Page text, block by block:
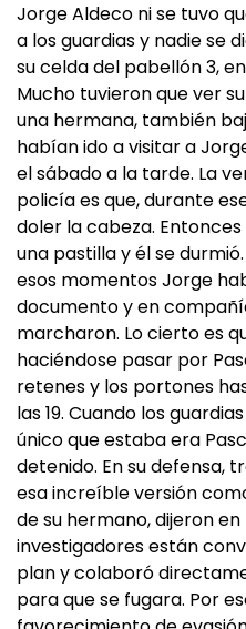
Jorge Aldeco ni se tuvo
a los guardias y nadie se
su celda del pabellón 3,
Mucho tuvieron que ver
una hermana, también
habían ido a visitar a
el sábado a la tarde. La
policía es que, durante
doler la cabeza.
una pastilla y él se
esos momentos Jorge
documento y en
marcharon. Lo cierto es
haciéndose pasar por
retenes y los portones
las 19. Cuando los
único que estaba era
detenido. En su defensa,
esa increíble versión
de su hermano, dijeron
investigadores están
plan y colaboró
para que se fugara. Por